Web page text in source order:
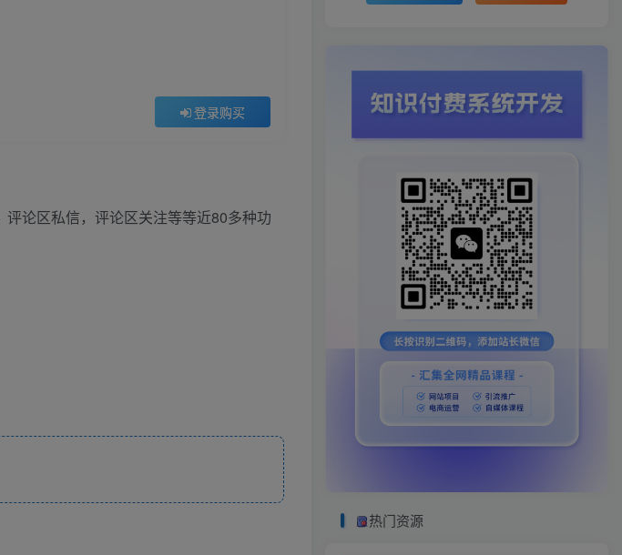
登录购买
论区私信，评论区关注等等近80多种功
热门资源